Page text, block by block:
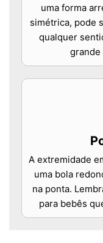
uma forma
simétrica, pode
qualquer
grande
A extremidade
uma bola
na ponta.
para bebês